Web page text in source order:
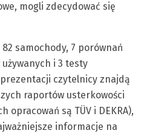
mogli zdecydować się
samochody, 7 porównań
i 3 testy
czytelnicy znajdą
raportów usterkowości
opracowań są TÜV i DEKRA),
informacje na